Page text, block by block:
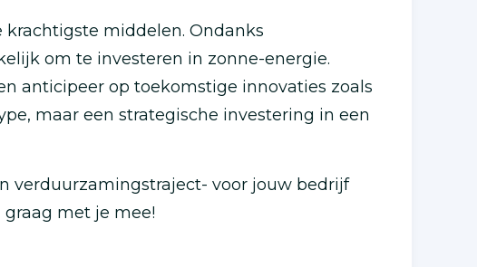
middelen. Ondanks
om te investeren in zonne-energie.
anticipeer op toekomstige innovaties zoals
maar een strategische investering in een
verduurzamingstraject- voor jouw bedrijf
met je mee!